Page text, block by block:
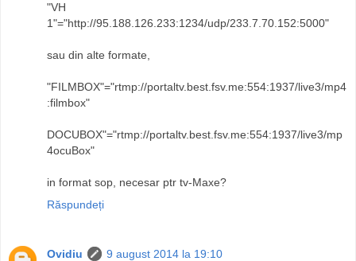
"VH
1"="http://95.188.126.233:1234/udp/233.7.70.152:5000"
sau din alte formate,
"FILMBOX"="rtmp://portaltv.best.fsv.me:554:1937/live3/mp4
:filmbox"
DOCUBOX"="rtmp://portaltv.best.fsv.me:554:1937/live3/mp
4ocuBox"
in format sop, necesar ptr tv-Maxe?
Răspundeți
Ovidiu
9 august 2014 la 19:10